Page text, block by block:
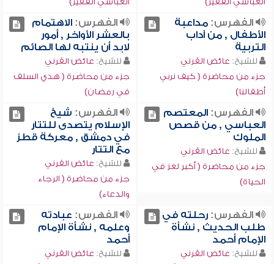
الفهرس:مداعبة
الأطفال , من آداب
التربية
للشيخ: عائض القرني
جزء من محاضرة ( كيف نربي
أطفالنا)
الفهرس:الاهتمام
بالعشر الأواخر , أمور
لابد أن ينتبه لها الصائم
للشيخ: عائض القرني
جزء من محاضرة ( هدي السلف
في رمضان)
الفهرس:المعتصم
العباسي , من قصص
الملوك
للشيخ: عائض القرني
جزء من محاضرة ( أكبر لغز في
الحياة)
الفهرس: شيخ
الإسلام يتصدى للتتار
في دمشق , معركة قطز
مع التتار
للشيخ: عائض القرني
جزء من محاضرة ( الرجاء
والدعاء)
الفهرس:رحلته في
طلب الحديث , نشأة
الإمام أحمد
للشيخ: عائض القرني
الفهرس: عبادته
وعلمه , نشأة الإمام
أحمد
للشيخ: عائض القرني